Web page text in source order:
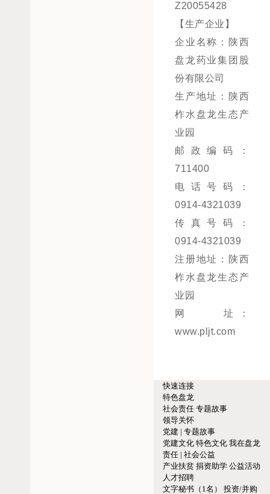
Z20055428
【生产企业】
企业名称：陕西
盘龙药业集团股
份有限公司
生产地址：陕西
柞水盘龙生态产
业园
邮政编码：
711400
电话号码：
0914-4321039
传真号码：
0914-4321039
注册地址：陕西
柞水盘龙生态产
业园
网 址：
www.pljt.com
快速连接
特色盘龙
社会责任 专题故事
领导关怀
党建 | 专题故事
党建文化 特色文化 我在盘龙
责任 | 社会公益
产业扶贫 捐资助学 公益活动
人才招聘
文字秘书（1名）
投资/并购